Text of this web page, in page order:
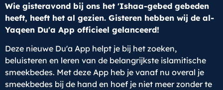
Wie gisteravond bij ons het 'Ishaa-gebed gebeden
heeft, heeft het al gezien. Gisteren hebben wij de al-
Yaqeen Du'a App officieel gelanceerd!
Deze nieuwe Du'a App helpt je bij het zoeken,
beluisteren en leren van de belangrijkste islamitische
smeekbedes. Met deze App heb je vanaf nu overal je
smeekbedes bij de hand en hoef je niet meer zonder te